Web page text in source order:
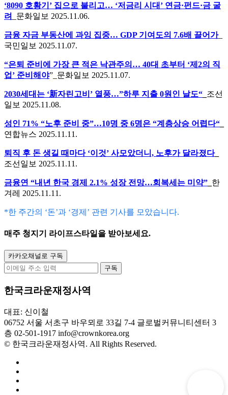
‘8090 호황기’ 집으로 불리고… ‘저금리 시대’ 연금·펀드·금 굴
려
_문화일보 2025.11.06.
금융 자금 부동산에 과잉 집중… GDP 기여도의 7.6배 끌어가_
국민일보 2025.11.07.
“은퇴 준비에 가장 큰 적은 낙관주의… 40대 초부터 ‘제2의 직
업’ 준비해야”_문화일보 2025.11.07.
2030세대는 ‘新자린고비’ 열풍…”하루 지출 0원인 날도“ 조선
일보 2025.11.08.
성인 71% “노후 준비 중”…10명 중 6명은 “계층상승 어렵다“
연합뉴스 2025.11.11.
퇴직 후 돈 생길 때마다 ‘이것’ 사모았더니, 노후가 달라졌다_
조선일보 2025.11.11.
금융연 “내년 한국 경제 2.1% 성장 전망…회복세는 미약” 한
겨레 2025.11.11.
*한 주간의 ‘돈’과 ‘경제’ 관련 기사를 모았습니다.
매주 청지기 라이프스타일 을 받아보세요.
카카오채널로 구독
구독
한국크라운재정사역
대표: 신이철
06752 서울 서초구 바우뫼로 33길 7-4 글로벌커뮤니티센터 3
층 02-501-1917 info@crownkorea.org
© 한국크라운재정사역. All Rights Reserved.